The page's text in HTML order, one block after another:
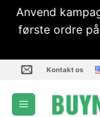
Anvend
første ordre
Fortsæt
indhold
Kontakt os